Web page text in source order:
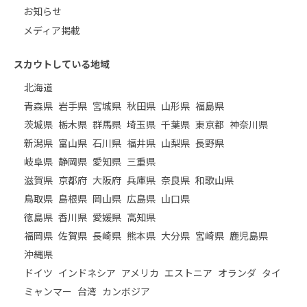
お知らせ
メディア掲載
スカウトしている地域
北海道
青森県 岩手県 宮城県 秋田県 山形県 福島県
茨城県 栃木県 群馬県 埼玉県 千葉県 東京都 神奈川県
新潟県 富山県 石川県 福井県 山梨県 長野県
岐阜県 静岡県 愛知県 三重県
滋賀県 京都府 大阪府 兵庫県 奈良県 和歌山県
鳥取県 島根県 岡山県 広島県 山口県
徳島県 香川県 愛媛県 高知県
福岡県 佐賀県 長崎県 熊本県 大分県 宮崎県 鹿児島県
沖縄県
ドイツ インドネシア アメリカ エストニア オランダ タイ
ミャンマー 台湾 カンボジア